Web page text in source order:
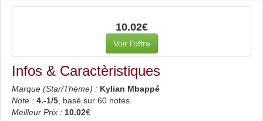
10.02€
Voir l'offre
Infos & Caractèristiques
Marque (Star/Thème) : Kylian Mbappé
Note : 4.-1/5 , basé sur 60 notes.
Meilleur Prix : 10.02€